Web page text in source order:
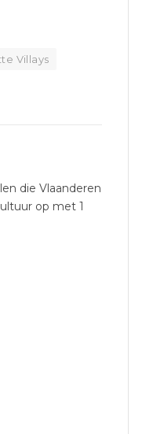
Villays
die Vlaanderen
op met 1